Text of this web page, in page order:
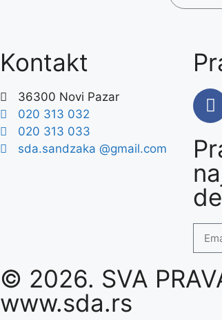
Kontakt
36300 Novi Pazar
020 313 032
020 313 033
sda.sandzaka @gmail.com
© 2026. SVA
www.sda.rs